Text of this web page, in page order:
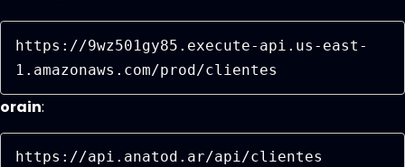
https://9wz501gy85.execute-api.us-east-
1.amazonaws.com/prod/clientes
orain:
https://api.anatod.ar/api/clientes